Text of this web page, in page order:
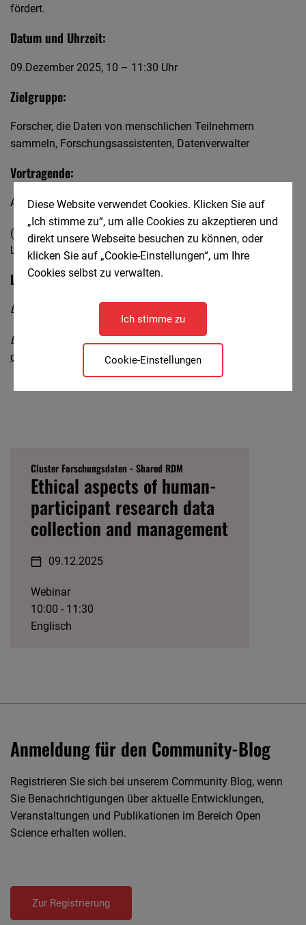
fördert.
Datum und Uhrzeit:
09.Dezember 2025, 10 – 11:30 Uhr
Zielgruppe:
Forscher, die Daten von menschlichen Teilnehmern
sammeln, Forschungsassistenten, Datenverwalter
Vortragende:
Alexandra Bendixen, Technische Universität Chemnitz
(Vorsitzende des Ethikausschusses der Universität und
Leiterin der Open-Source-InitiativeEthiktoolProjekt)
Links:
Ethiktool Software:
Ethiktool Project Website:https://www.tu-
chemnitz.de/physik/SFKS/ethiktool/
Cluster Forschungsdaten - Shared RDM
Ethical aspects of human-
participant research data
collection and management
09.12.2025
Webinar
10:00 - 11:30
Englisch
Anmeldung für den Community-Blog
Registrieren Sie sich bei unserem Community Blog, wenn
Sie Benachrichtigungen über aktuelle Entwicklungen,
Veranstaltungen und Publikationen im Bereich Open
Science erhalten wollen.
Zur Registrierung
Diese Website verwendet Cookies. Klicken Sie auf
„Ich stimme zu“, um alle Cookies zu akzeptieren und
direkt unsere Webseite besuchen zu können, oder
klicken Sie auf „Cookie-Einstellungen“, um Ihre
Cookies selbst zu verwalten.
Ich stimme zu
Cookie-Einstellungen